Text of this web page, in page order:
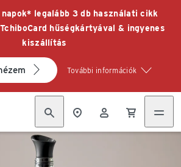
legalább 3 db használati cikk
hűségkártyával & ingyenes
kiszállítás
További információk